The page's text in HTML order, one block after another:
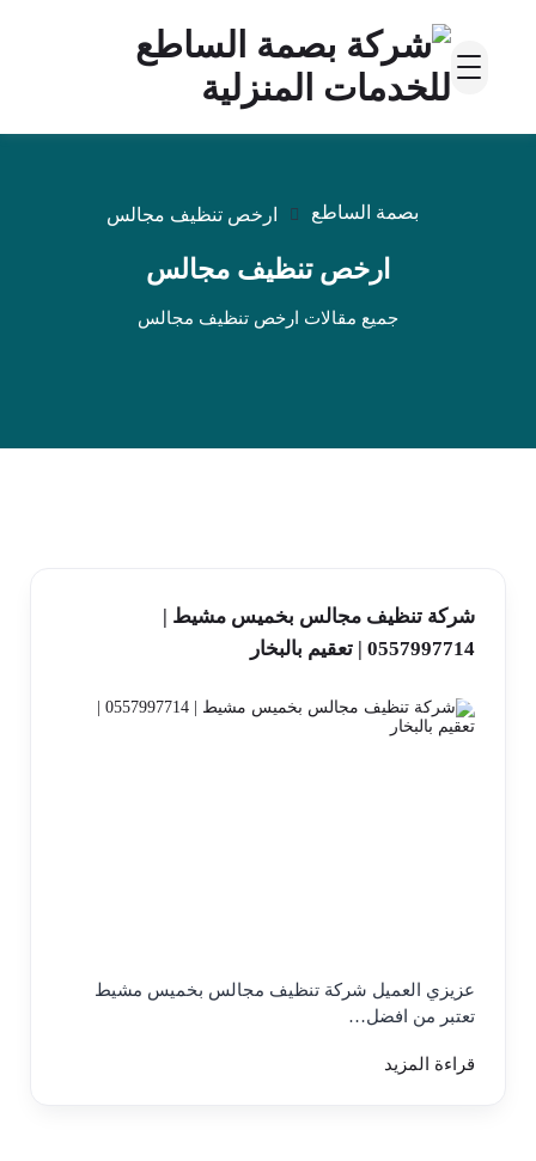
بصمة الساطع ارخص تنظيف مجالس
ارخص تنظيف مجالس
جميع مقالات ارخص تنظيف مجالس
شركة تنظيف مجالس بخميس مشيط |
0557997714 | تعقيم بالبخار
عزيزي العميل شركة تنظيف مجالس بخميس مشيط
تعتبر من افضل…
قراءة المزيد